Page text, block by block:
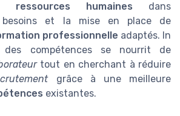
ressources humaines dans
besoins et la mise en place de
professionnelle adaptés. In
compétences se nourrit de
tout en cherchant à réduire
grâce à une meilleure
existantes.